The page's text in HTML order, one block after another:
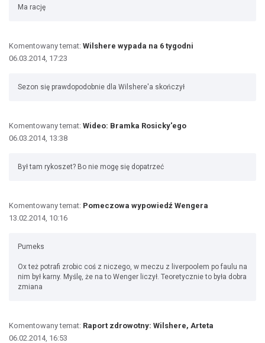
Ma rację
Komentowany temat: Wilshere wypada na 6 tygodni
06.03.2014, 17:23
Sezon się prawdopodobnie dla Wilshere'a skończył
Komentowany temat: Wideo: Bramka Rosicky'ego
06.03.2014, 13:38
Był tam rykoszet? Bo nie mogę się dopatrzeć
Komentowany temat: Pomeczowa wypowiedź Wengera
13.02.2014, 10:16
Pumeks
Ox też potrafi zrobic coś z niczego, w meczu z liverpoolem po faulu na
nim był karny. Myślę, że na to Wenger liczył. Teoretycznie to była dobra
zmiana
Komentowany temat: Raport zdrowotny: Wilshere, Arteta
06.02.2014, 16:53